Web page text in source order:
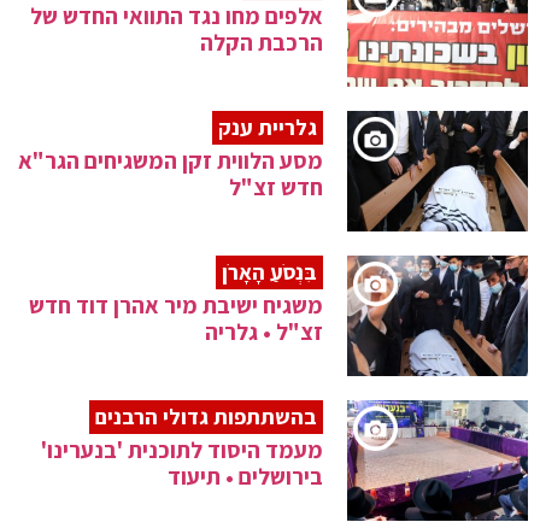
אלפים מחו נגד התוואי החדש של
הרכבת הקלה
גלריית ענק
מסע הלווית זקן המשגיחים הגר"א
חדש זצ"ל
בִּנְסֹעַ הָאָרֹן
משגיח ישיבת מיר אהרן דוד חדש
זצ"ל • גלריה
בהשתתפות גדולי הרבנים
מעמד היסוד לתוכנית 'בנערינו'
בירושלים • תיעוד